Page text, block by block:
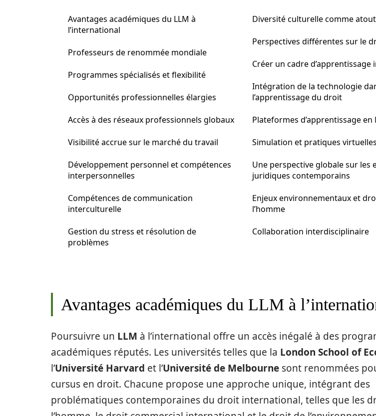
Avantages académiques du LLM à
l’international
Professeurs de renommée mondiale
Programmes spécialisés et flexibilité
Opportunités professionnelles élargies
Accès à des réseaux professionnels globaux
Visibilité accrue sur le marché du travail
Développement personnel et compétences
interpersonnelles
Compétences de communication
interculturelle
Gestion du stress et résolution de
problèmes
Diversité culturelle comme atout
Perspectives différentes sur le
Créer un cadre d’apprentissage
Intégration de la technologie
l’apprentissage du droit
Plateformes d’apprentissage en
Simulation et pratiques virtuelles
Une perspective globale sur les
juridiques contemporains
Enjeux environnementaux et
l’homme
Collaboration interdisciplinaire
Avantages académiques du LLM à
Poursuivre un LLM à l’international offre un accès inégalé à des
académiques réputés. Les universités telles que la London School of
l’Université Harvard et l’Université de Melbourne sont renommées
cursus en droit. Chacune propose une approche unique, intégrant des
problématiques contemporaines du droit international, telles que les